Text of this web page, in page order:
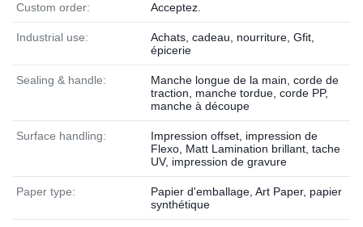
Custom order: Acceptez.
Industrial use:
Achats, cadeau, nourriture, Gfit,
épicerie
Sealing & handle:
Manche longue de la main, corde de
traction, manche tordue, corde PP,
manche à découpe
Surface handling:
Impression offset, impression de
Flexo, Matt Lamination brillant, tache
UV, impression de gravure
Paper type:
Papier d'emballage, Art Paper, papier
synthétique